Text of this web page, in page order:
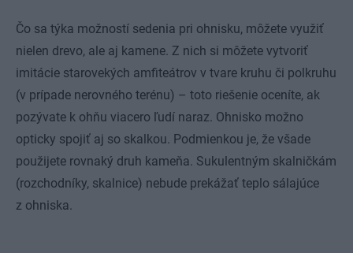
Čo sa týka možností sedenia pri ohnisku, môžete využiť
nielen drevo, ale aj kamene. Z nich si môžete vytvoriť
imitácie starovekých amfiteátrov v tvare kruhu či polkruhu
(v prípade nerovného terénu) – toto riešenie oceníte, ak
pozývate k ohňu viacero ľudí naraz. Ohnisko možno
opticky spojiť aj so skalkou. Podmienkou je, že všade
použijete rovnaký druh kameňa. Sukulentným skalničkám
(rozchodníky, skalnice) nebude prekážať teplo sálajúce
z ohniska.